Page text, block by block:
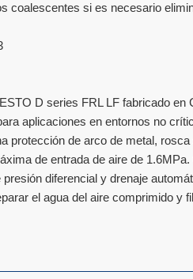
coalescentes si es necesario
D series FRL LF fabricado en
aplicaciones en entornos no
protección de arco de metal, rosca
de entrada de aire de 1.6MPa.
diferencial y drenaje
el agua del aire comprimido y